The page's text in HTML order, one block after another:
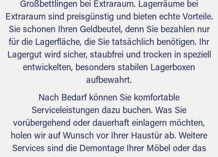
Großbettlingen bei Extraraum. Lagerräume bei
Extraraum sind preisgünstig und bieten echte Vorteile.
Sie schonen Ihren Geldbeutel, denn Sie bezahlen nur
für die Lagerfläche, die Sie tatsächlich benötigen. Ihr
Lagergut wird sicher, staubfrei und trocken in speziell
entwickelten, besonders stabilen Lagerboxen
aufbewahrt.
Nach Bedarf können Sie komfortable
Serviceleistungen dazu buchen. Was Sie
vorübergehend oder dauerhaft einlagern möchten,
holen wir auf Wunsch vor Ihrer Haustür ab. Weitere
Services sind die Demontage Ihrer Möbel oder das